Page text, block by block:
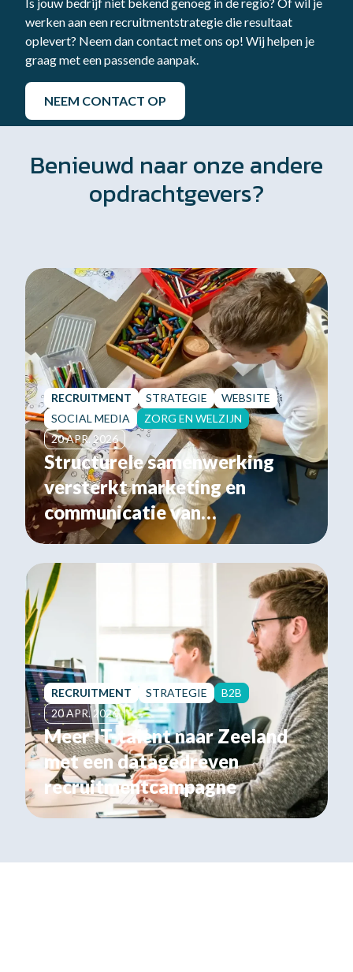
werken aan een recruitmentstrategie die resultaat
oplevert? Neem dan contact met ons op! Wij helpen je
graag met een passende aanpak.
NEEM CONTACT OP
Benieuwd naar onze andere
opdrachtgevers?
RECRUITMENT STRATEGIE
WEBSITE
SOCIAL MEDIA
ZORG EN WELZIJN
20 APR. 2026
Structurele samenwerking
versterkt marketing en
communicatie van
Kinderopvang Zeeuws-
Vlaanderen
RECRUITMENT STRATEGIE
B2B
20 APR. 2026
Meer IT-talent naar Zeeland
met een datagedreven
recruitmentcampagne